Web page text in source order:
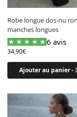
Robe
Par couleur
Par couleur
Robe argentée
Robe beige
Robe blanche
Robe bleu
Robe longue dos-nu
manches longues
6 avis
34,90€
Ajouter au panier -